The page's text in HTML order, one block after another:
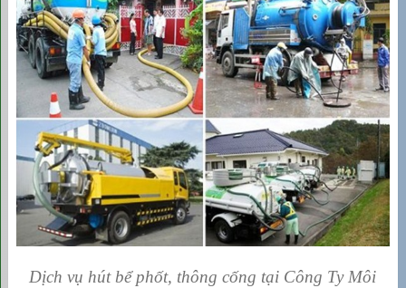
Dịch vụ hút bể phốt, thông cống tại Công Ty Môi